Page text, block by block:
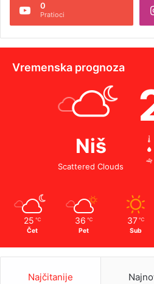
0
Pratioci
Vremenska prognoza
Niš
Scattered Clouds
25 ℃
Čet
36 ℃
Pet
37 ℃
Sub
Najčitanije